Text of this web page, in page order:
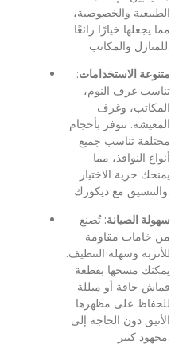
الطبيعية والخصوصية،
مما يجعلها خيارًا رائعًا
للمنازل والمكاتب.
متنوعة الاستخدامات:
تناسب غرف النوم،
المكاتب، وغرف
المعيشة. تتوفر بأحجام
مختلفة تناسب جميع
أنواع النوافذ، مما
يمنحك حرية الاختيار
والتنسيق مع ديكورك.
سهولة الصيانة: تُصنع
من خامات مقاومة
للأتربة وسهلة التنظيف.
يمكنك مسحها بقطعة
قماش جافة أو مبللة
للحفاظ على مظهرها
الأنيق دون الحاجة إلى
مجهود كبير.